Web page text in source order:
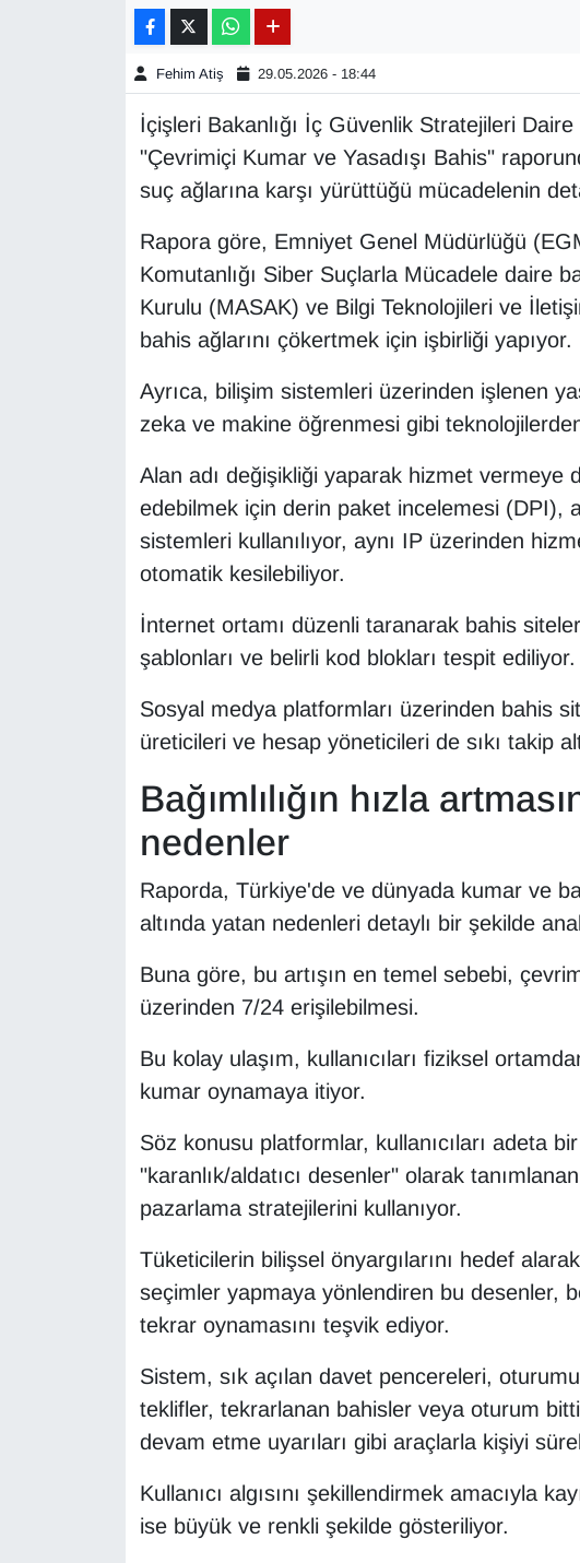
Fehim Atiş 29.05.2026 - 18:44
İçişleri Bakanlığı İç Güvenlik Stratejileri Daire
"Çevrimiçi Kumar ve Yasadışı Bahis"
suç ağlarına karşı yürüttüğü mücadelenin
Rapora göre, Emniyet Genel Müdürlüğü
Komutanlığı Siber Suçlarla Mücadele daire
Kurulu (MASAK) ve Bilgi Teknolojileri ve
bahis ağlarını çökertmek için işbirliği yapıyor.
Ayrıca, bilişim sistemleri üzerinden işlenen
zeka ve makine öğrenmesi gibi
Alan adı değişikliği yaparak hizmet vermeye
edebilmek için derin paket incelemesi (DPI),
sistemleri kullanılıyor, aynı IP üzerinden
otomatik kesilebiliyor.
İnternet ortamı düzenli taranarak bahis
şablonları ve belirli kod blokları tespit ediliyor.
Sosyal medya platformları üzerinden bahis
üreticileri ve hesap yöneticileri de sıkı takip
Bağımlılığın hızla
nedenler
Raporda, Türkiye'de ve dünyada kumar ve
altında yatan nedenleri detaylı bir şekilde
Buna göre, bu artışın en temel sebebi,
üzerinden 7/24 erişilebilmesi.
Bu kolay ulaşım, kullanıcıları fiziksel
kumar oynamaya itiyor.
Söz konusu platformlar, kullanıcıları adeta
"karanlık/aldatıcı desenler" olarak
pazarlama stratejilerini kullanıyor.
Tüketicilerin bilişsel önyargılarını hedef
seçimler yapmaya yönlendiren bu desenler,
tekrar oynamasını teşvik ediyor.
Sistem, sık açılan davet pencereleri,
teklifler, tekrarlanan bahisler veya oturum
devam etme uyarıları gibi araçlarla kişiyi
Kullanıcı algısını şekillendirmek amacıyla
ise büyük ve renkli şekilde gösteriliyor.
Gündem
HABERDE İNSAN
Kamu Alımları
Kim Kimdir?
MAGAZİN
ONE EKONOMİ
POLİTİKA
RÖPORTAJ
Sinema - TV
TEKNOLOJİ
VAN'DA SPOR